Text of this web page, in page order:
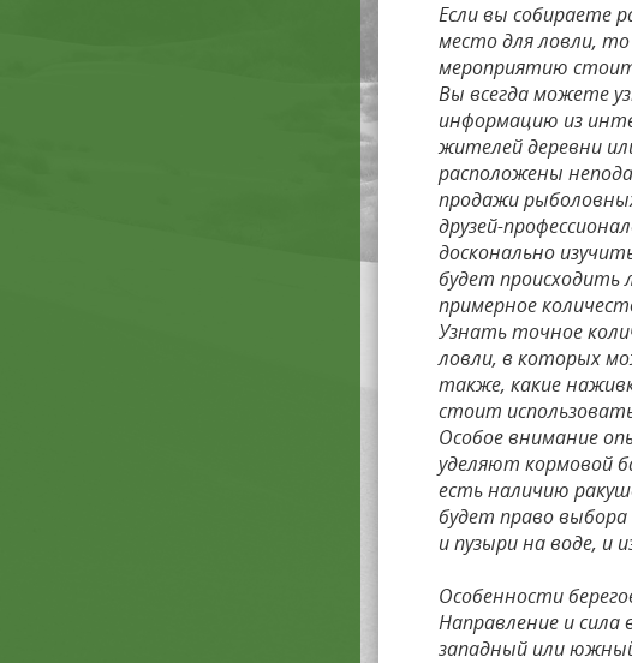
Если вы собираете
место для ловли,
мероприятию
Вы всегда можете
информацию из
жителей деревни
расположены
продажи
друзей-
досконально
будет происходить
примерное
Узнать точное
ловли, в которых
также, какие
стоит
Особое внимание
уделяют кормовой
есть наличию
будет право
и пузыри на воде, и
Особенности
Направление и
западный или